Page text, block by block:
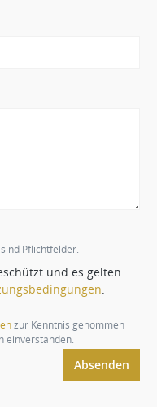
Pflichtfelder.
und es gelten
zur Kenntnis genommen
einverstanden.
Absenden